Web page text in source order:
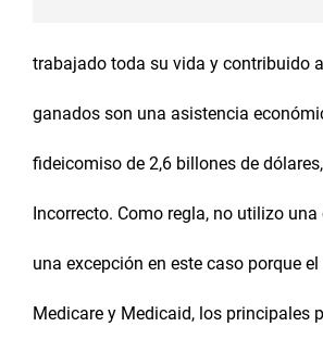
trabajado toda su vida y contribuido
ganados son una asistencia
fideicomiso de 2,6 billones de
Incorrecto. Como regla, no utilizo
una excepción en este caso porque
Medicare y Medicaid, los principales